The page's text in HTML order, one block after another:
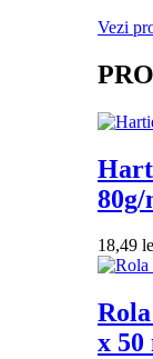
Vezi
18,49
x 50